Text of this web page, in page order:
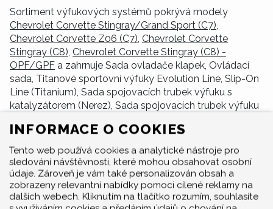
Sortiment výfukových systémů pokrývá modely
Chevrolet Corvette Stingray/Grand Sport (C7)
Chevrolet Corvette Z06 (C7) Chevrolet Corvette
Stingray (C8) Chevrolet Corvette Stingray (C8) -
OPF/GPF a zahrnuje Sada ovladače klapek, Ovládací
sada, Titanové sportovní výfuky Evolution Line, Slip-On
Line (Titanium), Sada spojovacích trubek výfuku s
katalyzátorem (Nerez), Sada spojovacích trubek výfuku
INFORMACE O COOKIES
Tento web používá cookies a analytické nástroje pro
sledování návštěvnosti, které mohou obsahovat osobní
údaje. Zároveň je vám také personalizován obsah a
zobrazeny relevantní nabídky pomoci cílené reklamy na
dalších webech. Kliknutím na tlačítko rozumím, souhlasíte